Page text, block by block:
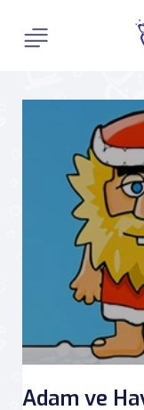
Adam ve